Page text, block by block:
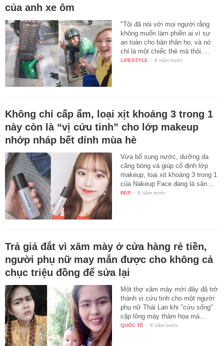
của anh xe ôm
"Tôi đã nói với mọi người rằng
không muốn làm phiền ai vì sự
an toàn cho bản thân họ, và nó
chỉ là một chiếc thẻ mà thôi.…
LIFESTYLE - 8 năm trước
Không chỉ cấp ẩm, loại xịt khoáng 3 trong 1
này còn là “vị cứu tinh” cho lớp makeup
nhớp nháp bết dính mùa hè
Vừa bổ sung nước, dưỡng da
căng bóng và giúp cố định lớp
makeup, loại xịt khoáng 3 trong 1
của Nakeup Face đang là sản…
ĐẸP - 8 năm trước
Trả giá đắt vì xăm mày ở cửa hàng rẻ tiền,
người phụ nữ may mắn được cho không cả
chục triệu đồng để sửa lại
Một thợ xăm mày mới đây đã trở
thành vị cứu tinh cho một người
phụ nữ Thái Lan khi "cứu sống"
cặp lông mày thảm họa mà…
QUỐC TẾ - 8 năm trước